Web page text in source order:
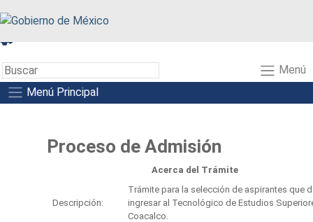
Menú
Menú Principal
Proceso de Admisión
Acerca del Trámite
Descripción:
Trámite para la selección de aspirantes que
ingresar al Tecnológico de Estudios
Coacalco.